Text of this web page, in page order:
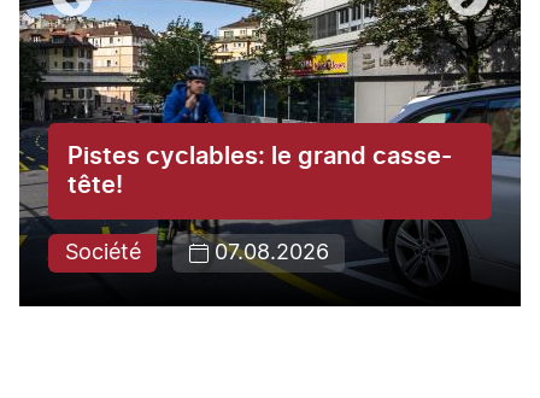
Pistes cyclables: le grand casse-
tête!
Société 07.08.2026